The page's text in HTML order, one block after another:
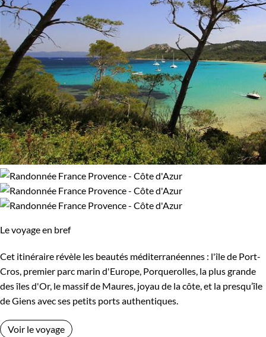
Le voyage en bref
Cet itinéraire révèle les beautés méditerranéennes : l'île de Port-
Cros, premier parc marin d'Europe, Porquerolles, la plus grande
des îles d'Or, le massif de Maures, joyau de la côte, et la presqu’île
de Giens avec ses petits ports authentiques.
Voir le voyage